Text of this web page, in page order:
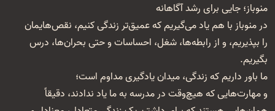
منوباز؛ جایی برای رشد آگاهانه
در منوباز با هم یاد می‌گیریم که عمیق‌تر زندگی کنیم، نقص‌هایمان
را بپذیریم، و از رابطه‌ها، شغل‌، احساسات و حتی بحران‌ها، درس
بگیریم.
ما باور داریم که زندگی، میدان یادگیری مداوم است؛
و مهارت‌هایی که هیچ‌وقت در مدرسه به ما یاد ندادند، دقیقاً